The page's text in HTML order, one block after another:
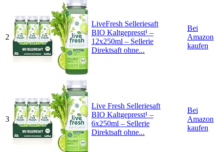
2
LiveFresh Selleriesaft
BIO Kaltgepresst¹ –
12x250ml – Sellerie
Direktsaft ohne...
Bei
Amazon
kaufen
3
Live Fresh Selleriesaft
BIO Kaltgepresst¹ –
6x250ml – Sellerie
Direktsaft ohne...
Bei
Amazon
kaufen